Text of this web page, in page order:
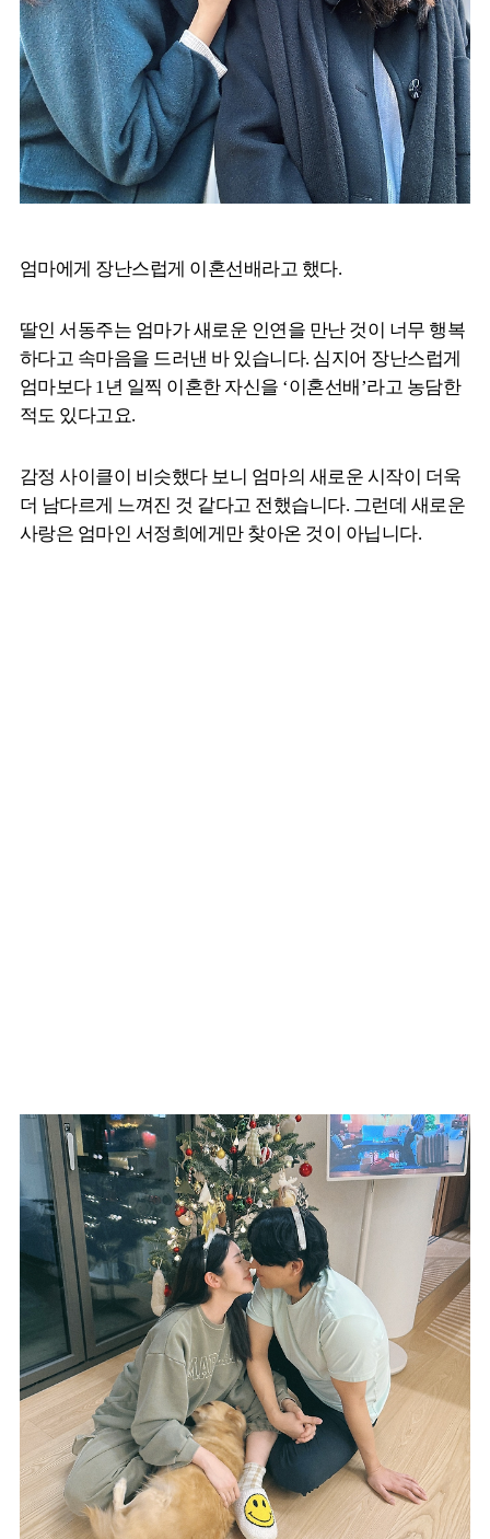
엄마에게 장난스럽게 이혼선배라고 했다.
딸인 서동주는 엄마가 새로운 인연을 만난 것이 너무 행복
하다고 속마음을 드러낸 바 있습니다. 심지어 장난스럽게
엄마보다 1년 일찍 이혼한 자신을 ‘이혼선배’라고 농담한
적도 있다고요.
감정 사이클이 비슷했다 보니 엄마의 새로운 시작이 더욱
더 남다르게 느껴진 것 같다고 전했습니다. 그런데 새로운
사랑은 엄마인 서정희에게만 찾아온 것이 아닙니다.